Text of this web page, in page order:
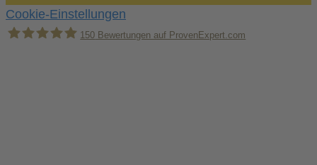
Cookie-Einstellungen
150 Bewertungen auf ProvenExpert.com